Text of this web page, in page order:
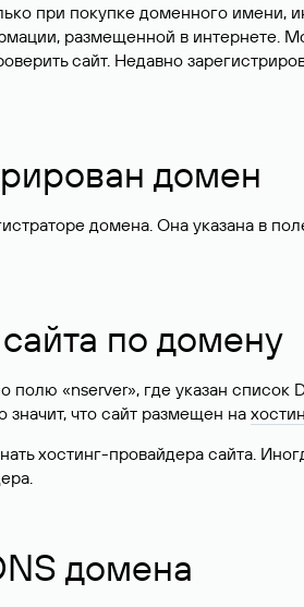
при покупке доменного
размещенной в интернете.
сайт. Недавно
домен
домена. Она указана в
по домену
полю «nserver», где указан
значит, что сайт размещен на
хостинг-провайдера сайта.
домена